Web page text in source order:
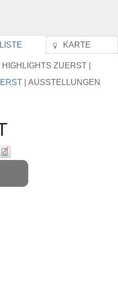
LISTE KARTE
HIGHLIGHTS ZUERST
AUSSTELLUNGEN